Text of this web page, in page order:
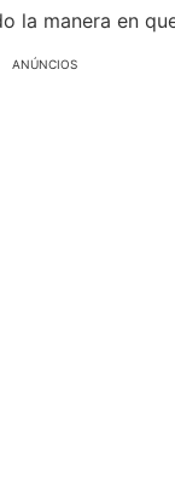
la manera en
ANÚNCIOS